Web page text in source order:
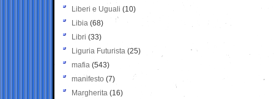
Liberi e Uguali (10)
Libia (68)
Libri (33)
Liguria Futurista (25)
mafia (543)
manifesto (7)
Margherita (16)